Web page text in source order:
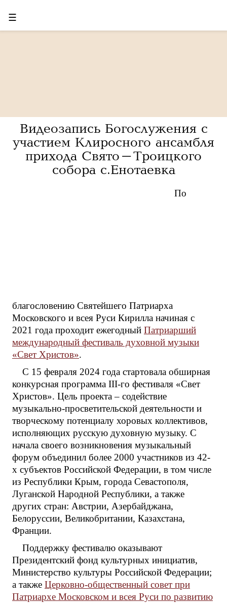
☰
Видеозапись Богослужения с
участием Клиросного ансамбля
прихода Свято-Троицкого
собора с.Енотаевка
По
благословению Святейшего Патриарха
Московского и всея Руси Кирилла начиная с
2021 года проходит ежегодный Патриарший
международный фестиваль духовной музыки
«Свет Христов».
С 15 февраля 2024 года стартовала обширная
конкурсная программа III-го фестиваля «Свет
Христов». Цель проекта – содействие
музыкально-просветительской деятельности и
творческому потенциалу хоровых коллективов,
исполняющих русскую духовную музыку. С
начала своего возникновения музыкальный
форум объединил более 2000 участников из 42-
х субъектов Российской Федерации, в том числе
из Республики Крым, города Севастополя,
Луганской Народной Республики, а также
других стран: Австрии, Азербайджана,
Белоруссии, Великобритании, Казахстана,
Франции.
Поддержку фестивалю оказывают
Президентский фонд культурных инициатив,
Министерство культуры Российской Федерации;
а также Церковно-общественный совет при
Патриархе Московском и всея Руси по развитию